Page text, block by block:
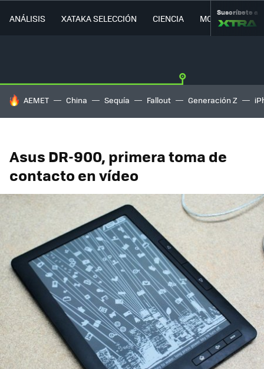
ANÁLISIS XATAKA SELECCIÓN CIENCIA MOVILIDAD
Suscríbete a
HOY SE HABLA DE
AEMET China Sequía Fallout Generación Z
Asus DR-900, primera toma de
contacto en vídeo